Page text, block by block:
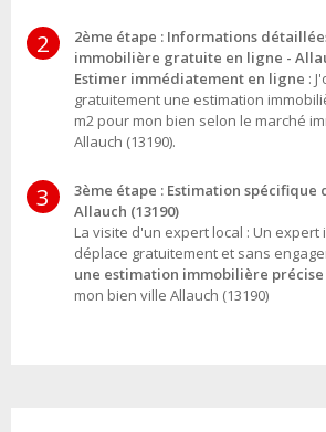
2
2ème étape : Informations
immobilière gratuite en ligne -
Estimer immédiatement en ligne :
gratuitement une estimation
m2 pour mon bien selon le marché
Allauch (13190).
3
3ème étape : Estimation spécifique
Allauch (13190)
La visite d'un expert local : Un expert
déplace gratuitement et sans
une estimation immobilière précise
mon bien ville Allauch (13190)